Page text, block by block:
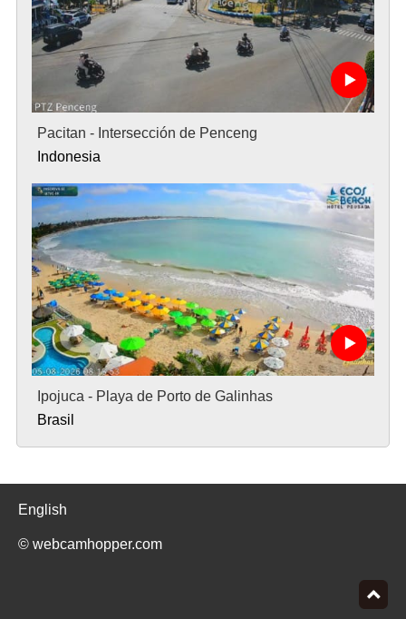
Pacitan - Intersección de Penceng
Indonesia
Ipojuca - Playa de Porto de Galinhas
Brasil
English
© webcamhopper.com